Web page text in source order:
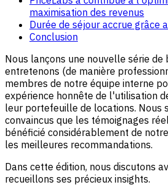
maximisation des revenus
Durée de séjour accrue grâce
Conclusion
Nous lançons une nouvelle série de
entretenons (de manière
membres de notre équipe interne
expérience honnête de l'utilisation
leur portefeuille de locations. Nous
convaincus que les témoignages
bénéficié considérablement de
les meilleures recommandations.
Dans cette édition, nous discutons
recueillons ses précieux insights.